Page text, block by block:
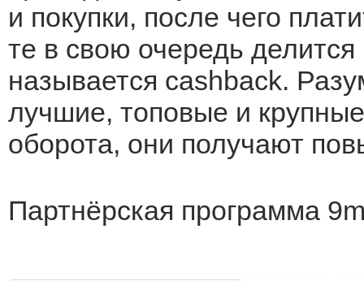
и покупки, после чего
те в свою очередь
называется cashback.
лучшие, топовые и
оборота, они получают
Партнёрская программа